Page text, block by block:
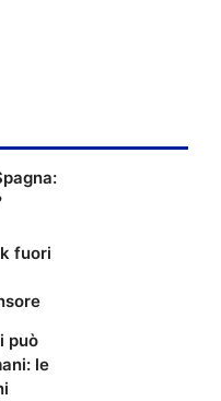
fuori
può
le